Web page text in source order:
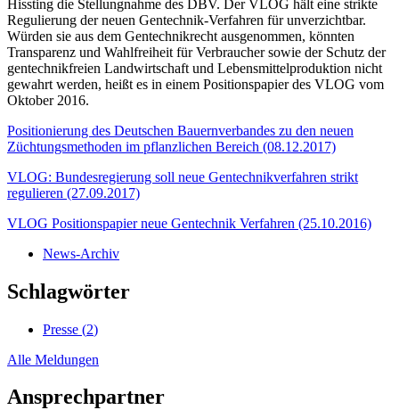
Hissting die Stellungnahme des DBV. Der VLOG hält eine strikte
Regulierung der neuen Gentechnik-Verfahren für unverzichtbar.
Würden sie aus dem Gentechnikrecht ausgenommen, könnten
Transparenz und Wahlfreiheit für Verbraucher sowie der Schutz der
gentechnikfreien Landwirtschaft und Lebensmittelproduktion nicht
gewahrt werden, heißt es in einem Positionspapier des VLOG vom
Oktober 2016.
Positionierung des Deutschen Bauernverbandes zu den neuen
Züchtungsmethoden im pflanzlichen Bereich (08.12.2017)
VLOG: Bundesregierung soll neue Gentechnikverfahren strikt
regulieren (27.09.2017)
VLOG Positionspapier neue Gentechnik Verfahren (25.10.2016)
News-Archiv
Schlagwörter
Presse (2)
Alle Meldungen
Ansprechpartner